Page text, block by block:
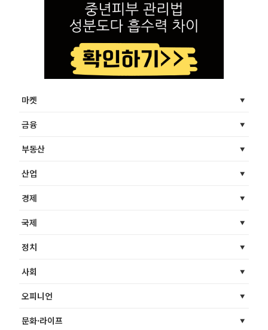
마켓
금융
부동산
산업
경제
국제
정치
사회
오피니언
문화·라이프